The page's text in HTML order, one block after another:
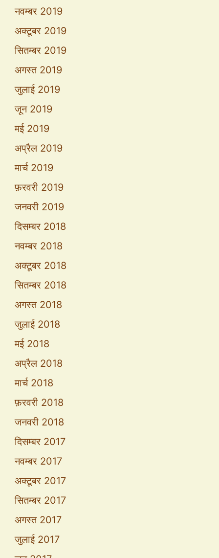
नवम्बर 2019
अक्टूबर 2019
सितम्बर 2019
अगस्त 2019
जुलाई 2019
जून 2019
मई 2019
अप्रैल 2019
मार्च 2019
फ़रवरी 2019
जनवरी 2019
दिसम्बर 2018
नवम्बर 2018
अक्टूबर 2018
सितम्बर 2018
अगस्त 2018
जुलाई 2018
मई 2018
अप्रैल 2018
मार्च 2018
फ़रवरी 2018
जनवरी 2018
दिसम्बर 2017
नवम्बर 2017
अक्टूबर 2017
सितम्बर 2017
अगस्त 2017
जुलाई 2017